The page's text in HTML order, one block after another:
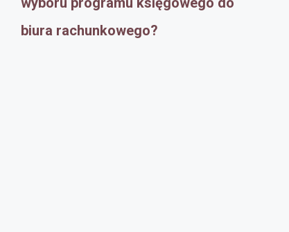
biura rachunkowego?